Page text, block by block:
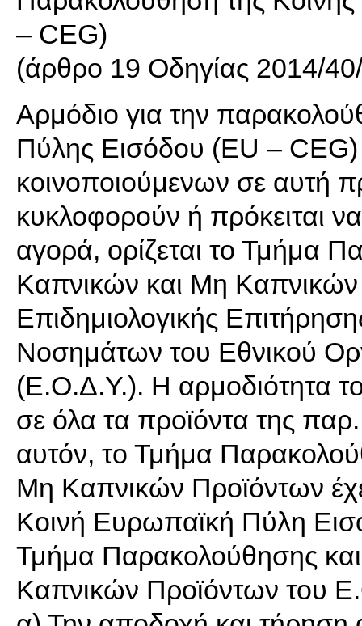
– CEG)
(άρθρο 19 Οδηγίας 2014/
Αρμόδιο για την
Πύλης Εισόδου (EU – CEG)
κοινοποιούμενων σε αυτή
κυκλοφορούν ή πρόκειται
αγορά, ορίζεται το Τμήμα
Καπνικών και Μη Καπνικών
Επιδημιολογικής
Νοσημάτων του Εθνικού
(Ε.Ο.Δ.Υ.). Η αρμοδιότητα
σε όλα τα προϊόντα της
αυτόν, το Τμήμα
Μη Καπνικών Προϊόντων
Κοινή Ευρωπαϊκή Πύλη
Τμήμα Παρακολούθησης
Καπνικών Προϊόντων του